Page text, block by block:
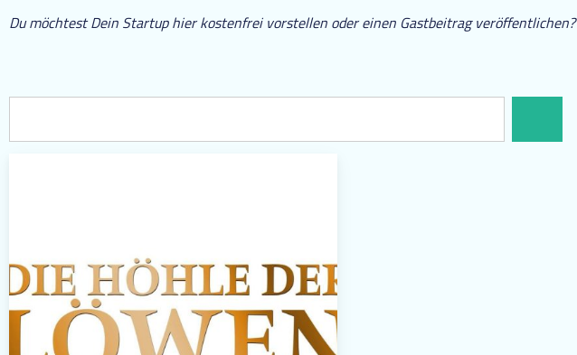
Du möchtest Dein Startup hier kostenfrei vorstellen oder einen Gastbeitrag veröffentlichen?